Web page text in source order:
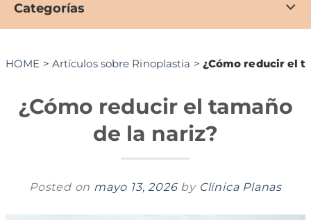
Categorías
HOME > Artículos sobre Rinoplastia > ¿Cómo reducir el
¿Cómo reducir el tamaño
de la nariz?
Posted on mayo 13, 2026 by Clínica Planas